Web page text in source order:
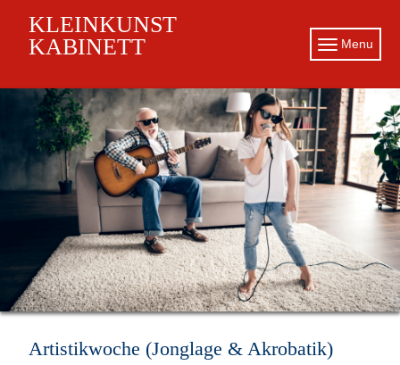
Menu
KLEINKUNST
KABINETT
Artistikwoche (Jonglage & Akrobatik)